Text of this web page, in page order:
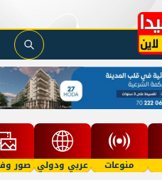
منوعات عربي ودولي صور